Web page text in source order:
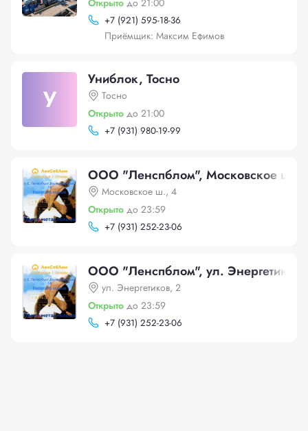
Открыто до 21:00
+7 (921) 595-18-36
Приёмщик: Максим Ефимов
У
Униблок, Тосно
Тосно
Открыто до 21:00
+7 (931) 980-19-99
ООО "Ленспблом", Московское ш.,
Московское ш., 4
Открыто до 23:59
+7 (931) 252-23-06
ООО "Ленспблом", ул. Энергетиков,
ул. Энергетиков, 2
Открыто до 23:59
+7 (931) 252-23-06